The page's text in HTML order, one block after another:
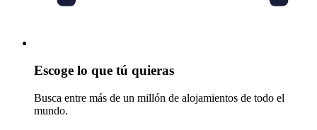
Escoge lo que tú quieras
Busca entre más de un millón de alojamientos de todo el
mundo.